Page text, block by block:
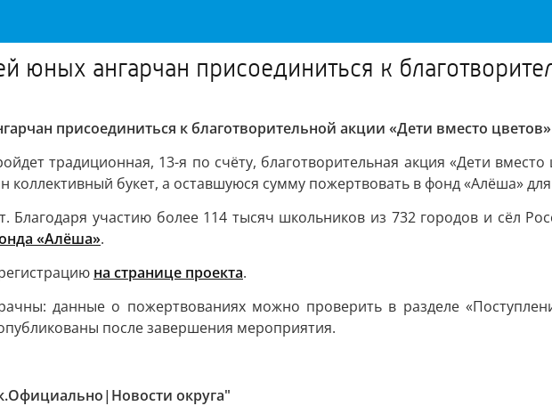
юных ангарчан присоединиться к
присоединиться к благотворительной акции «Дети вместо цветов»
традиционная, 13-я по счёту, благотворительная акция «Дети
коллективный букет, а оставшуюся сумму пожертвовать в фонд «Алёша»
Благодаря участию более 114 тысяч школьников из 732 городов и сёл
«Алёша».
на странице проекта.
данные о пожертвованиях можно проверить в разделе
после завершения мероприятия.
округа"